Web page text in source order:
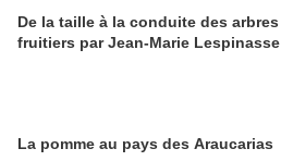
De la taille à la conduite des arbres
fruitiers par Jean-Marie Lespinasse
La pomme au pays des Araucarias